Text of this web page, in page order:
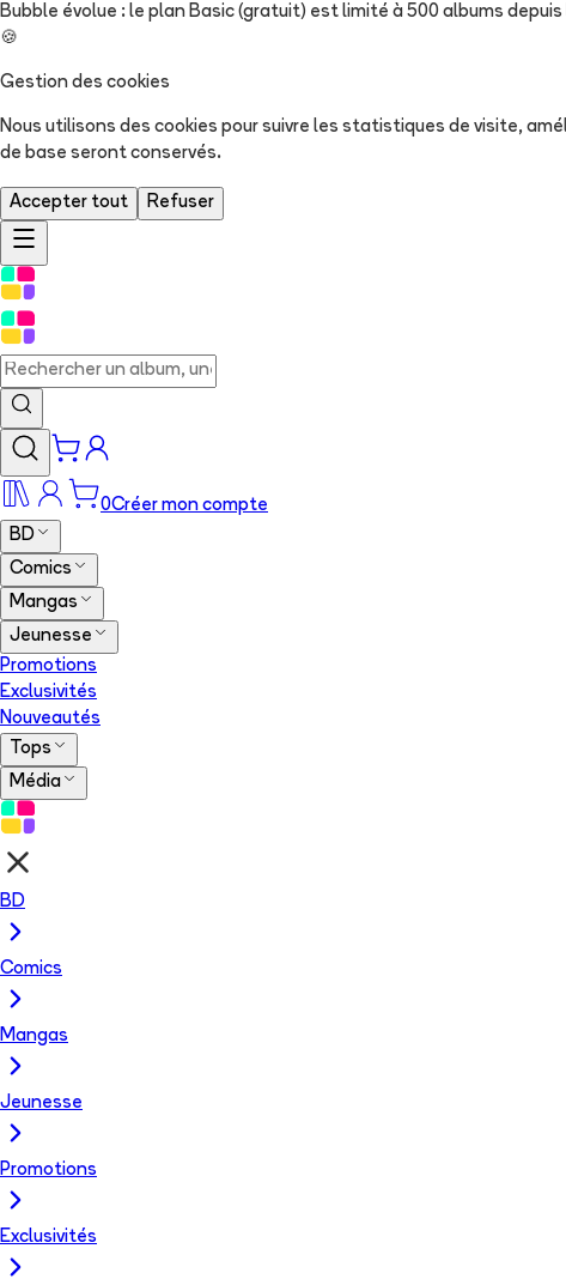
Bubble évolue : le plan Basic (gratuit) est limité à 500 albums
🍪
Gestion des cookies
Nous utilisons des cookies pour suivre les statistiques de visite,
de base seront conservés.
Accepter tout Refuser
0Créer mon compte
BD
Comics
Mangas
Jeunesse
Promotions
Exclusivités
Nouveautés
Tops
Média
BD
Comics
Mangas
Jeunesse
Promotions
Exclusivités